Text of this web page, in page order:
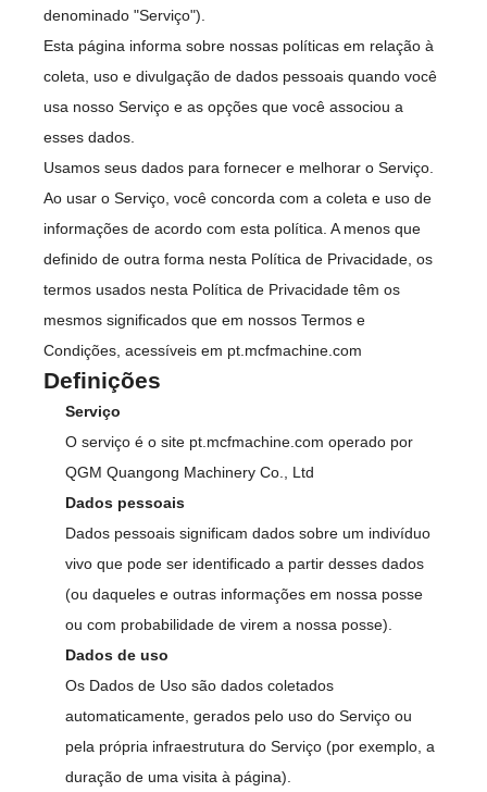
denominado "Serviço").
Esta página informa sobre nossas políticas em relação à
coleta, uso e divulgação de dados pessoais quando você
usa nosso Serviço e as opções que você associou a
esses dados.
Usamos seus dados para fornecer e melhorar o Serviço.
Ao usar o Serviço, você concorda com a coleta e uso de
informações de acordo com esta política. A menos que
definido de outra forma nesta Política de Privacidade, os
termos usados nesta Política de Privacidade têm os
mesmos significados que em nossos Termos e
Condições, acessíveis em pt.mcfmachine.com
Definições
Serviço
O serviço é o site pt.mcfmachine.com operado por
QGM Quangong Machinery Co., Ltd
Dados pessoais
Dados pessoais significam dados sobre um indivíduo
vivo que pode ser identificado a partir desses dados
(ou daqueles e outras informações em nossa posse
ou com probabilidade de virem a nossa posse).
Dados de uso
Os Dados de Uso são dados coletados
automaticamente, gerados pelo uso do Serviço ou
pela própria infraestrutura do Serviço (por exemplo, a
duração de uma visita à página).